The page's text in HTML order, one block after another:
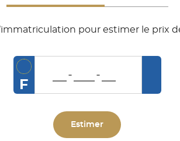
pour estimer le prix
F
Estimer